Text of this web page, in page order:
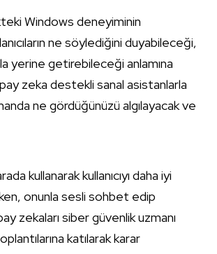
Windows deneyiminin
ne söylediğini duyabileceği,
yerine getirebileceği anlamına
zeka destekli sanal asistanlarla
ne gördüğünüzü algılayacak ve
kullanarak kullanıcıyı daha iyi
onunla sesli sohbet edip
zekaları siber güvenlik uzmanı
katılarak karar